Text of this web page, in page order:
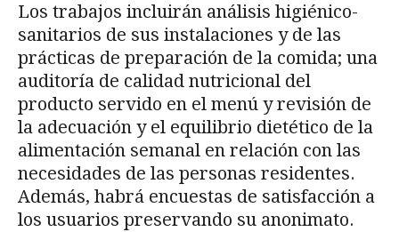
Los trabajos incluirán análisis higiénico-
sanitarios de sus instalaciones y de las
prácticas de preparación de la comida; una
auditoría de calidad nutricional del
producto servido en el menú y revisión de
la adecuación y el equilibrio dietético de la
alimentación semanal en relación con las
necesidades de las personas residentes.
Además, habrá encuestas de satisfacción a
los usuarios preservando su anonimato.